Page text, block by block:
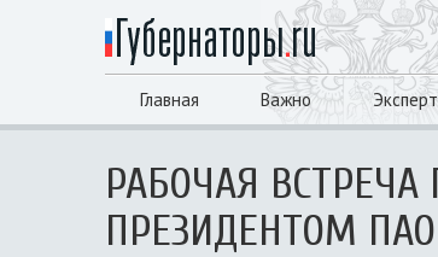
Главная Важно
РАБОЧАЯ ВСТРЕЧА
ПРЕЗИДЕНТОМ